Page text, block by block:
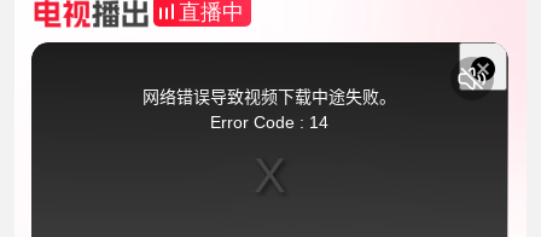
直播中
This
is
网络错误导致视频下载中途失败。
Error Code : 14
关